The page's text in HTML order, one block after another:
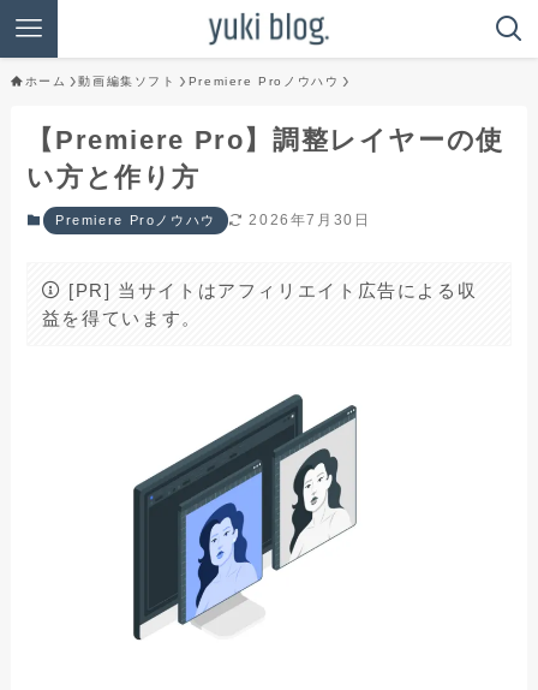
ホーム 動画編集ソフト Premiere Proノウハウ
【Premiere Pro】調整レイヤーの使
い方と作り方
Premiere Proノウハウ 2026年7月30日
[PR] 当サイトはアフィリエイト広告による収
益を得ています。